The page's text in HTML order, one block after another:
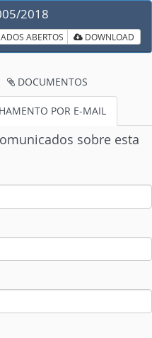
2018
ABERTOS DOWNLOAD
DOCUMENTOS
POR E-MAIL
sobre esta